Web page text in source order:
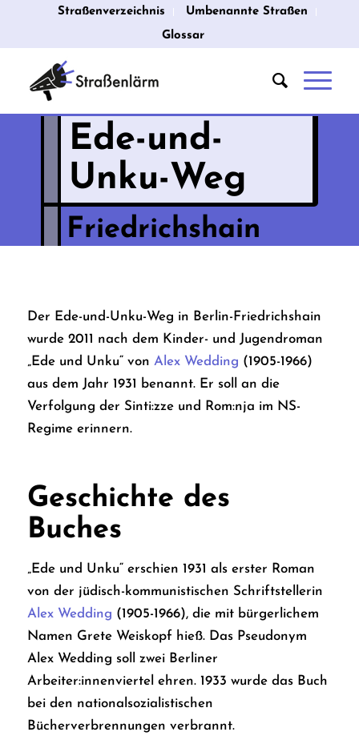
Straßenverzeichnis
Umbenannte Straßen
Glossar
Ede-und-
Unku-Weg
Friedrichshain
Der Ede-und-Unku-Weg in Berlin-Friedrichshain
wurde 2011 nach dem Kinder- und Jugendroman
„Ede und Unku“ von Alex Wedding (1905-1966)
aus dem Jahr 1931 benannt. Er soll an die
Verfolgung der Sinti:zze und Rom:nja im NS-
Regime erinnern.
Geschichte des
Buches
„Ede und Unku“ erschien 1931 als erster Roman
von der jüdisch-kommunistischen Schriftstellerin
Alex Wedding (1905-1966), die mit bürgerlichem
Namen Grete Weiskopf hieß. Das Pseudonym
Alex Wedding soll zwei Berliner
Arbeiter:innenviertel ehren. 1933 wurde das Buch
bei den nationalsozialistischen
Bücherverbrennungen verbrannt.